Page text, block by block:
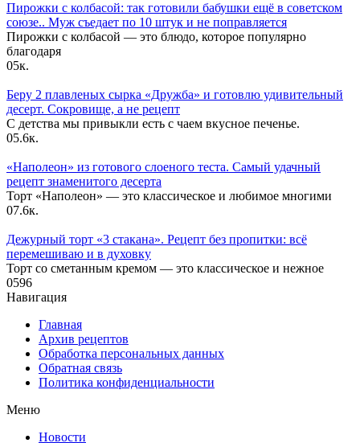
Пирожки с колбасой: так готовили бабушки ещё в советском
союзе.. Муж съедает по 10 штук и не поправляется
Пирожки с колбасой — это блюдо, которое популярно
благодаря
05к.
Беру 2 плавленых сырка «Дружба» и готовлю удивительный
десерт. Сокровище, а не рецепт
С детства мы привыкли есть с чаем вкусное печенье.
05.6к.
«Наполеон» из готового слоеного теста. Самый удачный
рецепт знаменитого десерта
Торт «Наполеон» — это классическое и любимое многими
07.6к.
Дежурный торт «3 стакана». Рецепт без пропитки: всё
перемешиваю и в духовку
Торт со сметанным кремом — это классическое и нежное
0596
Навигация
Главная
Архив рецептов
Обработка персональных данных
Обратная связь
Политика конфиденциальности
Меню
Новости